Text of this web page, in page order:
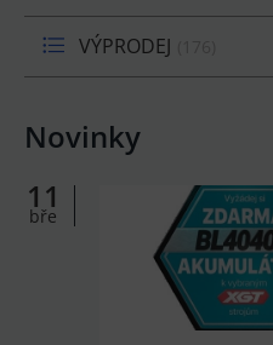
VÝPRODEJ
Novinky
11
bře